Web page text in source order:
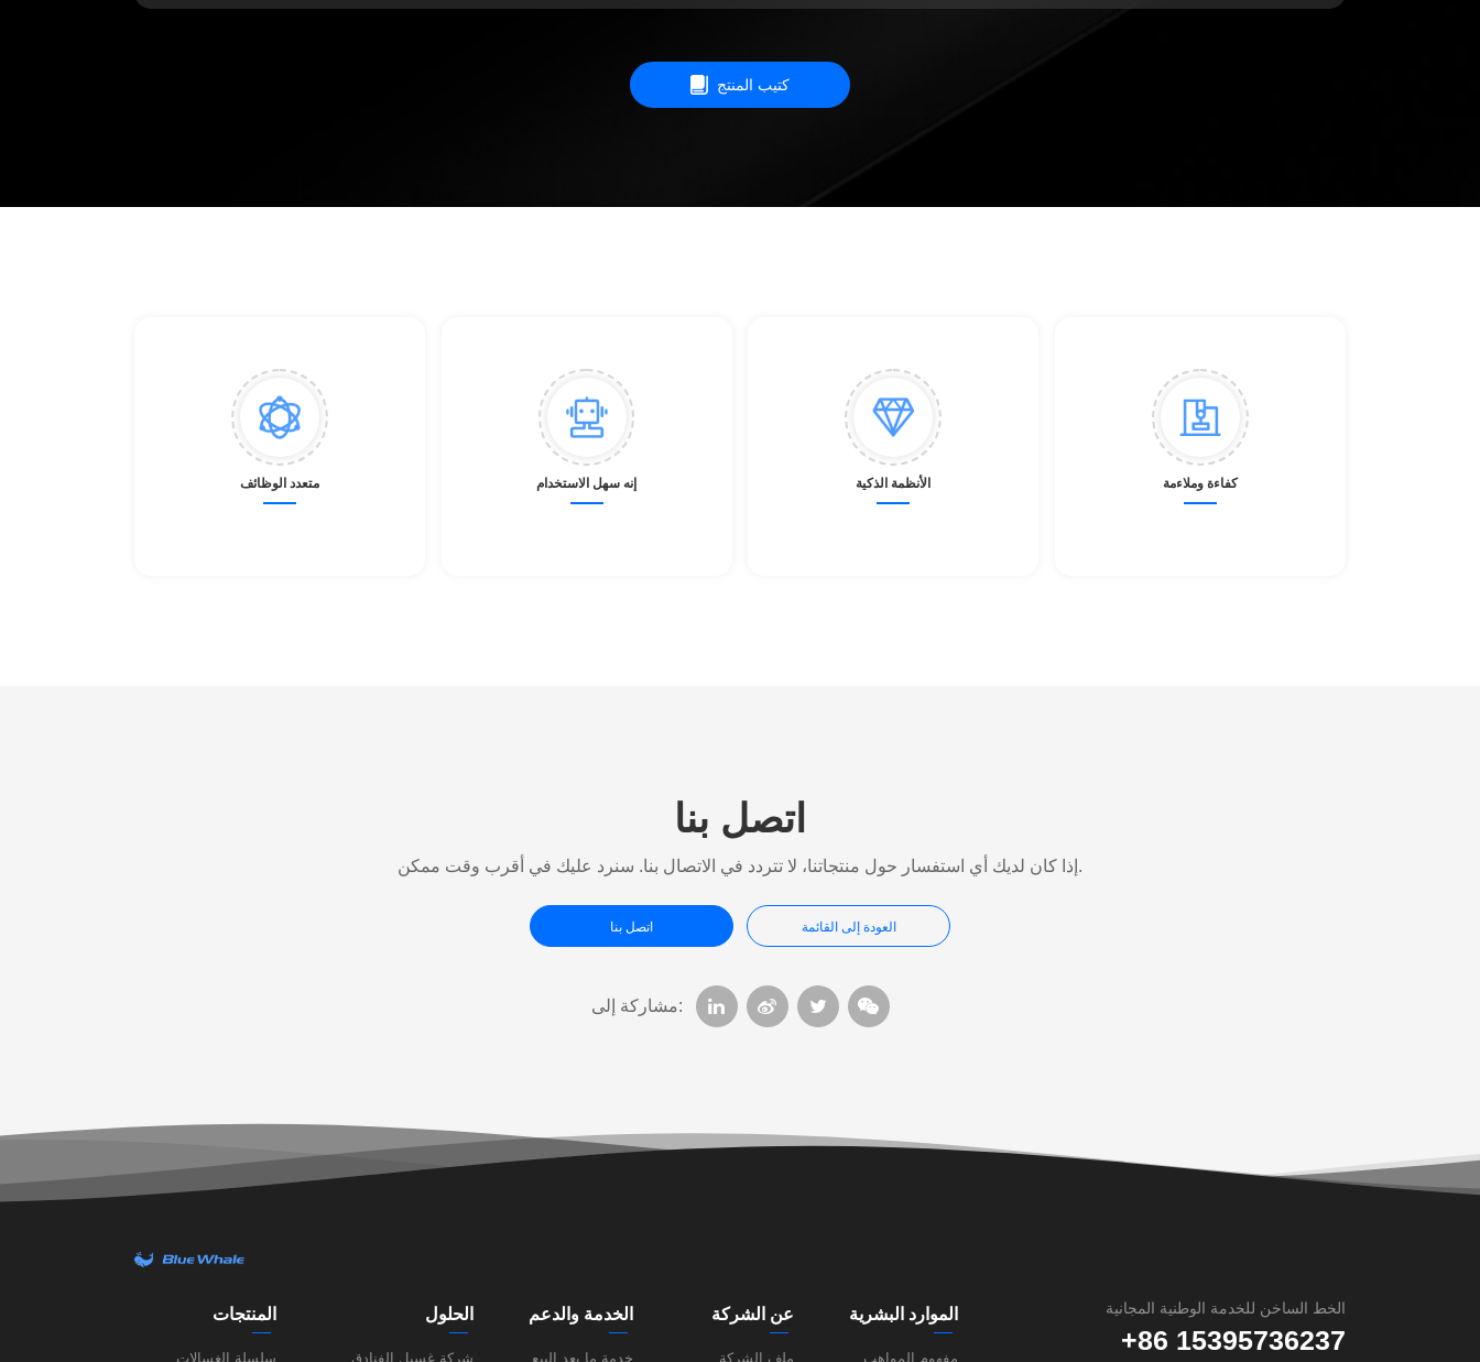
كتيب المنتج
متعدد الوظائف إنه سهل الاستخدام الأنظمة الذكية كفاءة وملاءمة
اتصل بنا
إذا كان لديك أي استفسار حول منتجاتنا، لا تتردد في الاتصال بنا. سنرد عليك في أقرب وقت ممكن.
اتصل بنا العودة إلى القائمة
مشاركة إلى:
المنتجات
سلسلة الغسالات
الحلول
شركة غسيل الفنادق
الخدمة والدعم
خدمة ما بعد البيع
عن الشركة
ملف الشركة
الموارد البشرية
مفهوم المواهب
الخط الساخن للخدمة الوطنية المجانية
+86 15395736237